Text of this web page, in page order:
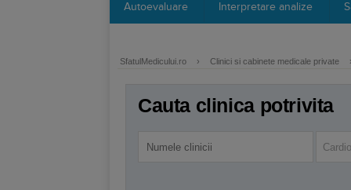
Autoevaluare Interpretare analize
SfatulMedicului.ro › Clinici si cabinete medicale private
Cauta clinica potrivita